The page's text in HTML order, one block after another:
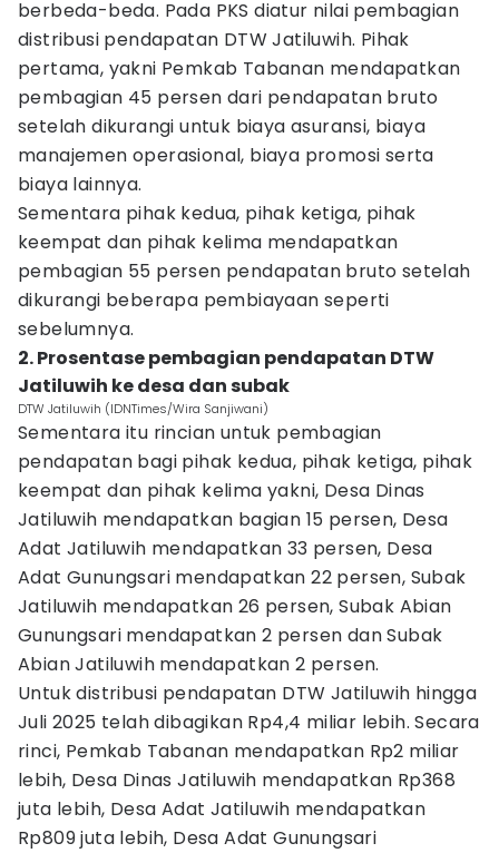
berbeda-beda. Pada PKS diatur nilai pembagian
distribusi pendapatan DTW Jatiluwih. Pihak
pertama, yakni Pemkab Tabanan mendapatkan
pembagian 45 persen dari pendapatan bruto
setelah dikurangi untuk biaya asuransi, biaya
manajemen operasional, biaya promosi serta
biaya lainnya.
Sementara pihak kedua, pihak ketiga, pihak
keempat dan pihak kelima mendapatkan
pembagian 55 persen pendapatan bruto setelah
dikurangi beberapa pembiayaan seperti
sebelumnya.
2. Prosentase pembagian pendapatan DTW
Jatiluwih ke desa dan subak
DTW Jatiluwih (IDNTimes/Wira Sanjiwani)
Sementara itu rincian untuk pembagian
pendapatan bagi pihak kedua, pihak ketiga, pihak
keempat dan pihak kelima yakni, Desa Dinas
Jatiluwih mendapatkan bagian 15 persen, Desa
Adat Jatiluwih mendapatkan 33 persen, Desa
Adat Gunungsari mendapatkan 22 persen, Subak
Jatiluwih mendapatkan 26 persen, Subak Abian
Gunungsari mendapatkan 2 persen dan Subak
Abian Jatiluwih mendapatkan 2 persen.
Untuk distribusi pendapatan DTW Jatiluwih hingga
Juli 2025 telah dibagikan Rp4,4 miliar lebih. Secara
rinci, Pemkab Tabanan mendapatkan Rp2 miliar
lebih, Desa Dinas Jatiluwih mendapatkan Rp368
juta lebih, Desa Adat Jatiluwih mendapatkan
Rp809 juta lebih, Desa Adat Gunungsari